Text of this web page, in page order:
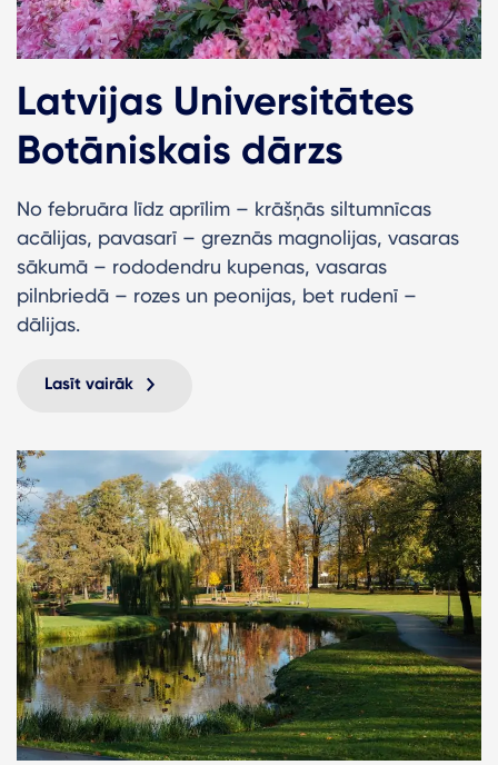
Latvijas Universitātes
Botāniskais dārzs
No februāra līdz aprīlim – krāšņās siltumnīcas
acālijas, pavasarī – greznās magnolijas, vasaras
sākumā – rododendru kupenas, vasaras
pilnbriedā – rozes un peonijas, bet rudenī –
dālijas.
Lasīt vairāk